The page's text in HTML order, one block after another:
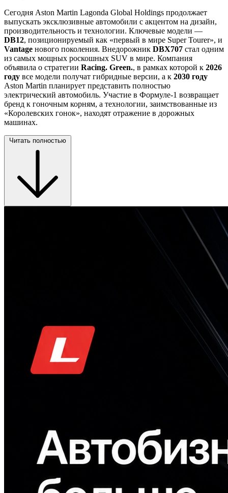
Сегодня Aston Martin Lagonda Global Holdings продолжает
выпускать эксклюзивные автомобили с акцентом на дизайн,
производительность и технологии. Ключевые модели —
DB12, позиционируемый как «первый в мире Super Tourer», и
Vantage нового поколения. Внедорожник DBX707 стал одним
из самых мощных роскошных SUV в мире. Компания
объявила о стратегии Racing. Green., в рамках которой к 2026
году все модели получат гибридные версии, а к 2030 году
Aston Martin планирует представить полностью
электрический автомобиль. Участие в Формуле-1 возвращает
бренд к гоночным корням, а технологии, заимствованные из
«Королевских гонок», находят отражение в дорожных
машинах.
Читать полностью